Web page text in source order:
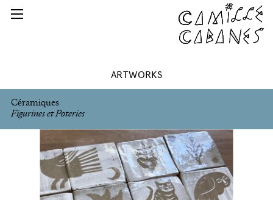
ARTWORKS
Céramiques
Figurines et Poteries